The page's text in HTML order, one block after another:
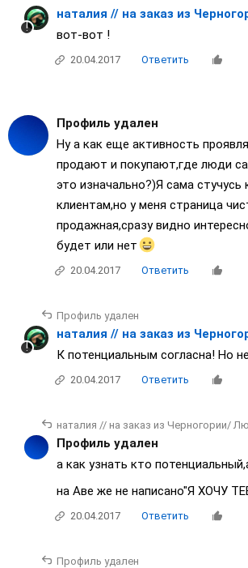
вот-вот !
20.04.2017 Ответить
Профиль удален
Ну а как еще активность
продают и покупают,где люди
это изначально?)Я сама
клиентам,но у меня страница
продажная,сразу видно
будет или нет
20.04.2017 Ответить
Профиль удален
К потенциальным согласна! Но
20.04.2017 Ответить
Профиль удален
а как узнать кто
на Аве же не написано"Я ХОЧУ
20.04.2017 Ответить
Профиль удален